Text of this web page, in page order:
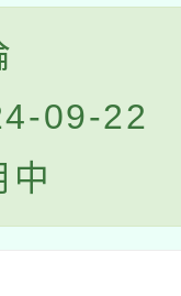
09-22
中